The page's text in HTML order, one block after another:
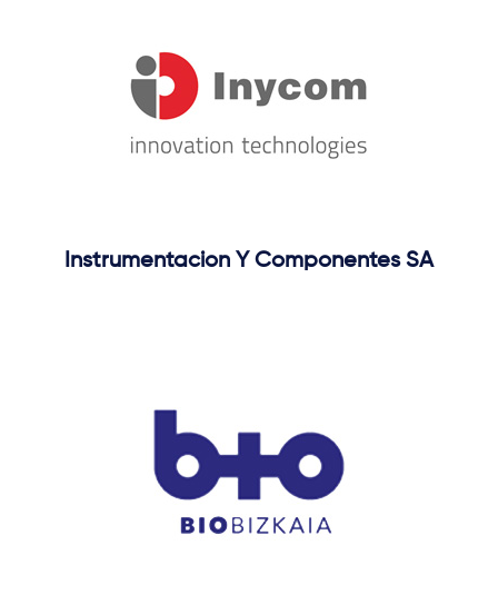
Instrumentacion Y Componentes SA